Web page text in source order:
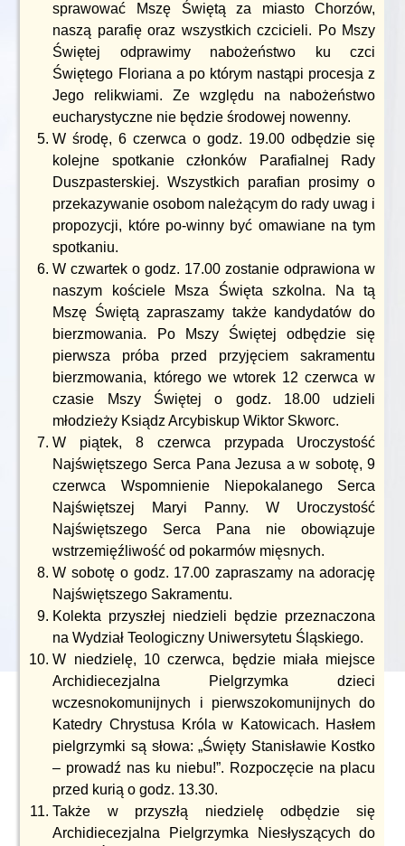
sprawować Mszę Świętą za miasto Chorzów,
naszą parafię oraz wszystkich czcicieli. Po Mszy
Świętej odprawimy nabożeństwo ku czci
Świętego Floriana a po którym nastąpi procesja z
Jego relikwiami. Ze względu na nabożeństwo
eucharystyczne nie będzie środowej nowenny.
W środę, 6 czerwca o godz. 19.00 odbędzie się
kolejne spotkanie członków Parafialnej Rady
Duszpasterskiej. Wszystkich parafian prosimy o
przekazywanie osobom należącym do rady uwag i
propozycji, które po-winny być omawiane na tym
spotkaniu.
W czwartek o godz. 17.00 zostanie odprawiona w
naszym kościele Msza Święta szkolna. Na tą
Mszę Świętą zapraszamy także kandydatów do
bierzmowania. Po Mszy Świętej odbędzie się
pierwsza próba przed przyjęciem sakramentu
bierzmowania, którego we wtorek 12 czerwca w
czasie Mszy Świętej o godz. 18.00 udzieli
młodzieży Ksiądz Arcybiskup Wiktor Skworc.
W piątek, 8 czerwca przypada Uroczystość
Najświętszego Serca Pana Jezusa a w sobotę, 9
czerwca Wspomnienie Niepokalanego Serca
Najświętszej Maryi Panny. W Uroczystość
Najświętszego Serca Pana nie obowiązuje
wstrzemięźliwość od pokarmów mięsnych.
W sobotę o godz. 17.00 zapraszamy na adorację
Najświętszego Sakramentu.
Kolekta przyszłej niedzieli będzie przeznaczona
na Wydział Teologiczny Uniwersytetu Śląskiego.
W niedzielę, 10 czerwca, będzie miała miejsce
Archidiecezjalna Pielgrzymka dzieci
wczesnokomunijnych i pierwszokomunijnych do
Katedry Chrystusa Króla w Katowicach. Hasłem
pielgrzymki są słowa: „Święty Stanisławie Kostko
– prowadź nas ku niebu!”. Rozpoczęcie na placu
przed kurią o godz. 13.30.
Także w przyszłą niedzielę odbędzie się
Archidiecezjalna Pielgrzymka Niesłyszących do